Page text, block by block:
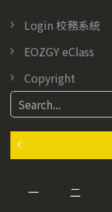
Login 校務系統
EOZGY eClass
Copyright
一 二